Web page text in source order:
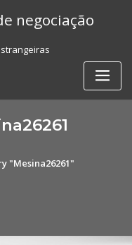
negociação
"Mesina26261"